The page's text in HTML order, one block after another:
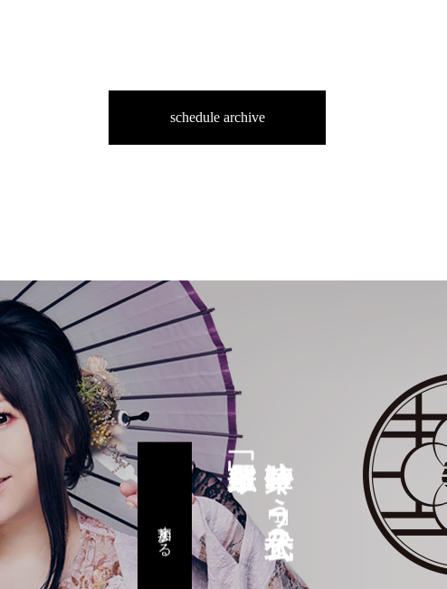
schedule archive
鈴華ゆう子公式FC
参加する